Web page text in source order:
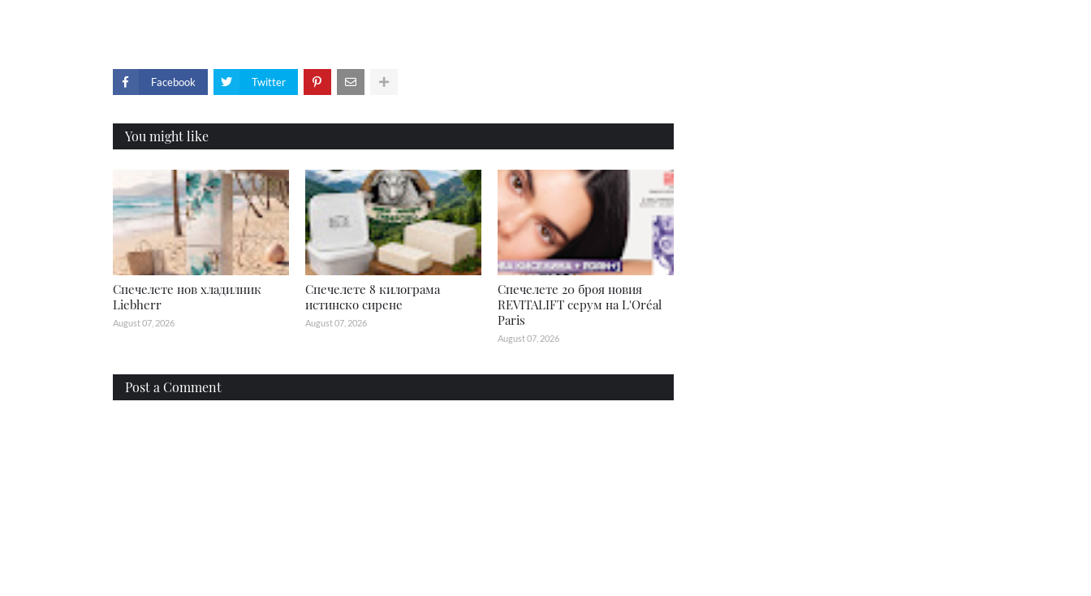
Facebook Twitter
You might like
Спечелете нов хладилник
Liebherr
August 07, 2026
Спечелете 8 килограма
истинско сирене
August 07, 2026
Спечелете 20 броя новия
REVITALIFT серум на L'Oréal
Paris
August 07, 2026
Post a Comment